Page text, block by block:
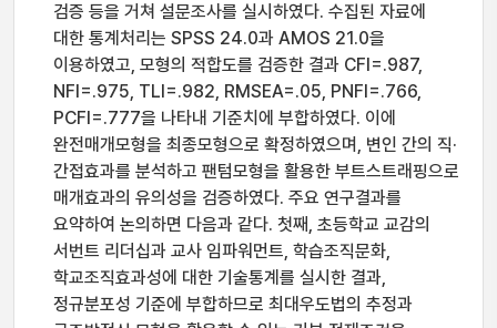
검증 등을 거쳐 설문조사를 실시하였다. 수집된 자료에
대한 통계처리는 SPSS 24.0과 AMOS 21.0을
이용하였고, 모형의 적합도를 검증한 결과 CFI=.987,
NFI=.975, TLI=.982, RMSEA=.05, PNFI=.766,
PCFI=.777을 나타내 기준치에 부합하였다. 이에
완전매개모형을 최종모형으로 확정하였으며, 변인 간의 직·
간접효과를 분석하고 팬텀모형을 활용한 부트스트래핑으로
매개효과의 유의성을 검증하였다. 주요 연구결과를
요약하여 논의하면 다음과 같다. 첫째, 초등학교 교감의
서번트 리더십과 교사 임파워먼트, 학습조직문화,
학교조직효과성에 대한 기술통계를 실시한 결과,
정규분포성 기준에 부합하므로 최대우도법의 추정과